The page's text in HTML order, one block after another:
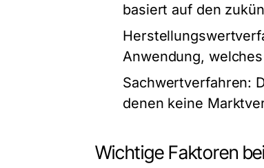
basiert auf den
Anwendung,
Sachwertverfahren:
denen keine
Wichtige Faktoren